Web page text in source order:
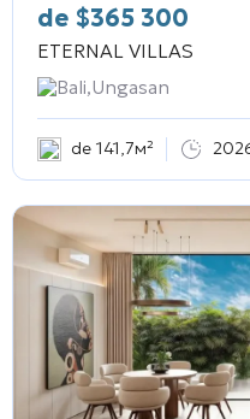
de $365 300
ETERNAL VILLAS
Bali,Ungasan
de 141,7м²